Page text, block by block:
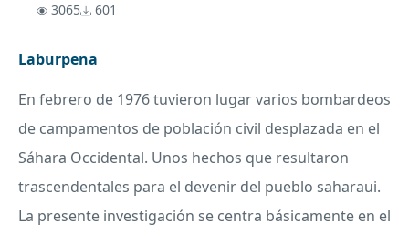
3065 601
Laburpena
En febrero de 1976 tuvieron lugar varios bombardeos
de campamentos de población civil desplazada en el
Sáhara Occidental. Unos hechos que resultaron
trascendentales para el devenir del pueblo saharaui.
La presente investigación se centra básicamente en el